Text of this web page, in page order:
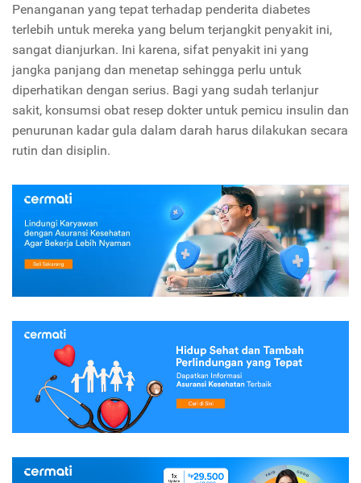
Penanganan yang tepat terhadap penderita diabetes
terlebih untuk mereka yang belum terjangkit penyakit ini,
sangat dianjurkan. Ini karena, sifat penyakit ini yang
jangka panjang dan menetap sehingga perlu untuk
diperhatikan dengan serius. Bagi yang sudah terlanjur
sakit, konsumsi obat resep dokter untuk pemicu insulin dan
penurunan kadar gula dalam darah harus dilakukan secara
rutin dan disiplin.